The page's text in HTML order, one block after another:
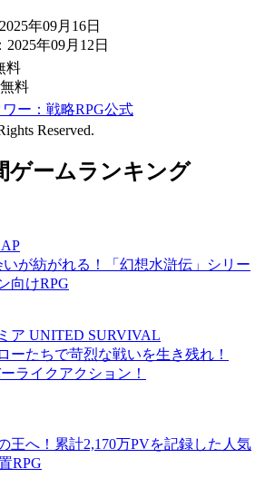
年09月16日
2025年09月12日
料
料
ー：戦略RPG公式
Reserved.
ゲームランキング
が紡がれる！「幻想水滸伝」シリー
向けRPG
ア UNITED SURVIVAL
ーたちで苛烈な戦いを生き残れ！
ライクアクション！
王へ！累計2,170万PVを記録した人気
RPG